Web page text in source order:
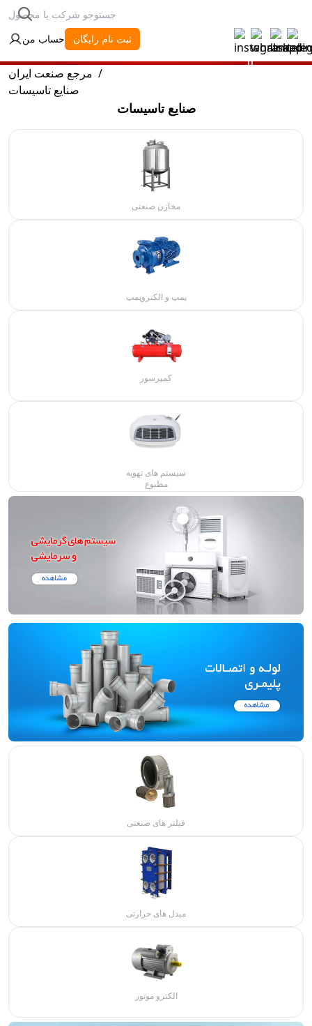
حساب من ثبت نام رایگان
مرجع صنعت ایران /
صنایع تاسیسات
صنایع تاسیسات
مخازن صنعتی
پمپ و الکتروپمپ
کمپرسور
سیستم های تهویه
مطبوع
فیلتر های صنعتی
مبدل های حرارتی
الکترو موتور